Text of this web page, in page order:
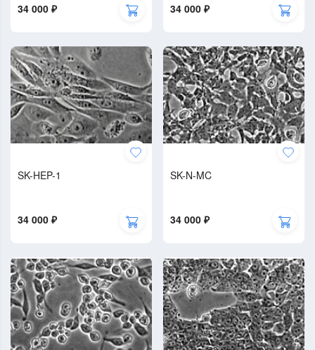
34 000 ₽ 34 000 ₽
SK-HEP-1
34 000 ₽
SK-N-MC
34 000 ₽